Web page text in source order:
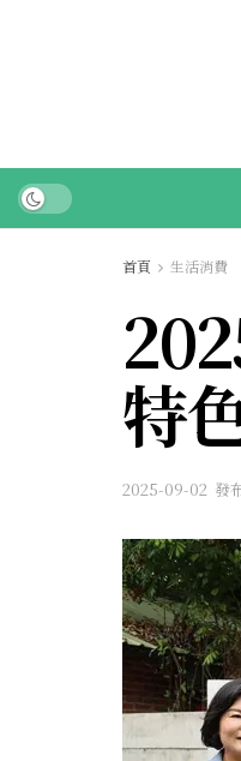
首頁 生活消費
特
2025-09-02 發